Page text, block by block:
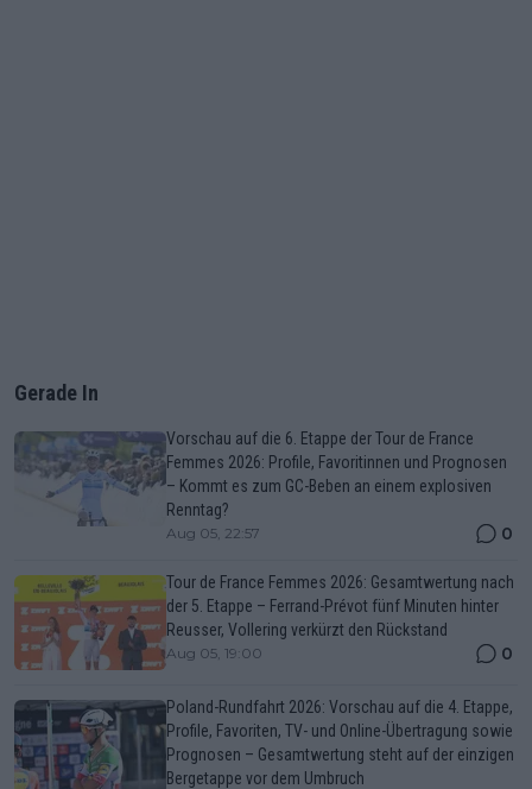
Gerade In
Vorschau auf die 6. Etappe der Tour de France
Femmes 2026: Profile, Favoritinnen und Prognosen
– Kommt es zum GC-Beben an einem explosiven
Renntag?
Aug 05, 22:57 0
Tour de France Femmes 2026: Gesamtwertung nach
der 5. Etappe – Ferrand-Prévot fünf Minuten hinter
Reusser, Vollering verkürzt den Rückstand
Aug 05, 19:00 0
Poland-Rundfahrt 2026: Vorschau auf die 4. Etappe,
Profile, Favoriten, TV- und Online-Übertragung sowie
Prognosen – Gesamtwertung steht auf der einzigen
Bergetappe vor dem Umbruch